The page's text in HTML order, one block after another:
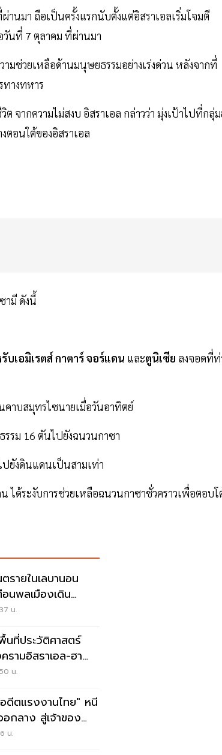
านมา ถือเป็นครั้งแรกนับตั้งแต่อิสราเอลเริ่มโจมตี
วันที่ 7 ตุลาคม ที่ผ่านมา
ช่วยเหลือด้านมนุษยธรรมอย่างเร่งด่วน หลังจากที่
ทางทหาร
จากความไม่สงบ อิสราเอล กล่าวว่า มุ่งเป้าไปที่กลุ่
ตอนใต้ของอิสราเอล
ามี ดังนี้
บเอมิเรตส์กาตาร์จอร์แดน และตูนิเซีย ลงจอดที่
คาบสมุทรไซนายเมื่อวันอาทิตย์
รม 16 ตันไปยังฉนวนกาซา
ปยังดินแดนเป็นสามเท่า
ได้ระงับการช่วยเหลือฉนวนกาซาชั่วคราวเพื่อตอบโ
ายในเลบานอน
อนพลเมืองเดิน
น.
นที่ประวัติศาสตร์
ามอิสราเอล-ฮา
น.
ดีตแรงงานไทย" หนี
กลาง สู่เจ้าของ
น.